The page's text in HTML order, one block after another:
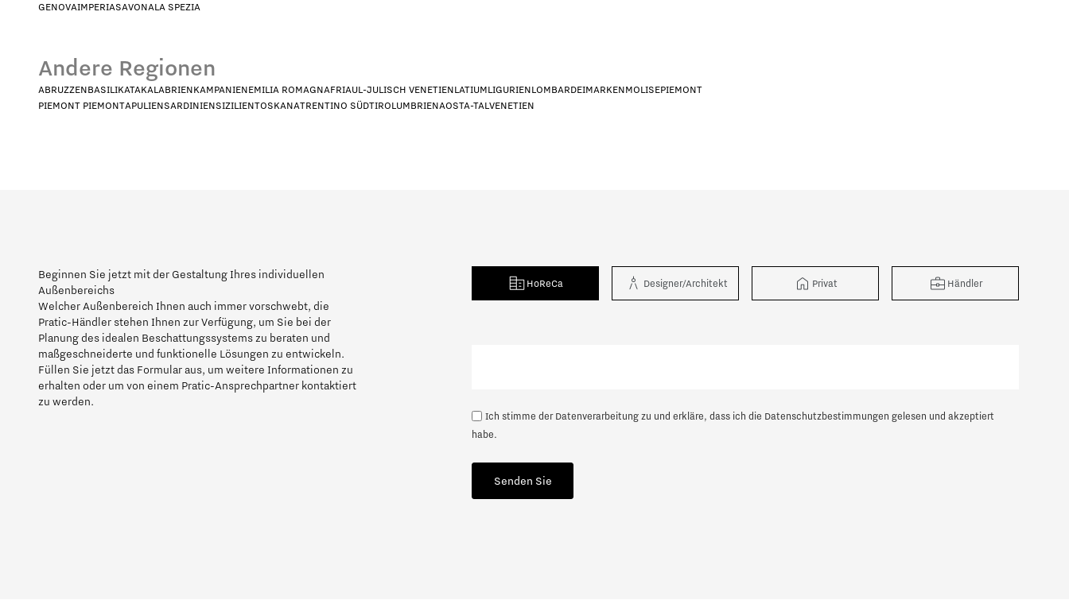
GENOVAIMPERIASAVONALA SPEZIA
Andere Regionen
ABRUZZENBASILIKATAKALABRIENKAMPANIENEMILIA ROMAGNAFRIAUL-JULISCH VENETIENLATIUMLIGURIENLOMBARDEIMARKENMOLISEPIEMONT
PIEMONT PIEMONTAPULIENSARDINIENSIZILIENTOSKANATRENTINO SÜDTIROLUMBRIENAOSTA-TALVENETIEN
Beginnen Sie jetzt mit der Gestaltung Ihres individuellen
Außenbereichs
Welcher Außenbereich Ihnen auch immer vorschwebt, die
Pratic-Händler stehen Ihnen zur Verfügung, um Sie bei der
Planung des idealen Beschattungssystems zu beraten und
maßgeschneiderte und funktionelle Lösungen zu entwickeln.
Füllen Sie jetzt das Formular aus, um weitere Informationen zu
erhalten oder um von einem Pratic-Ansprechpartner kontaktiert
zu werden.
HoReCa Designer/Architekt Privat Händler
Ich stimme der Datenverarbeitung zu und erkläre, dass ich die Datenschutzbestimmungen gelesen und akzeptiert
habe.
Senden Sie
Welches Profil stellt Sie am besten dar?